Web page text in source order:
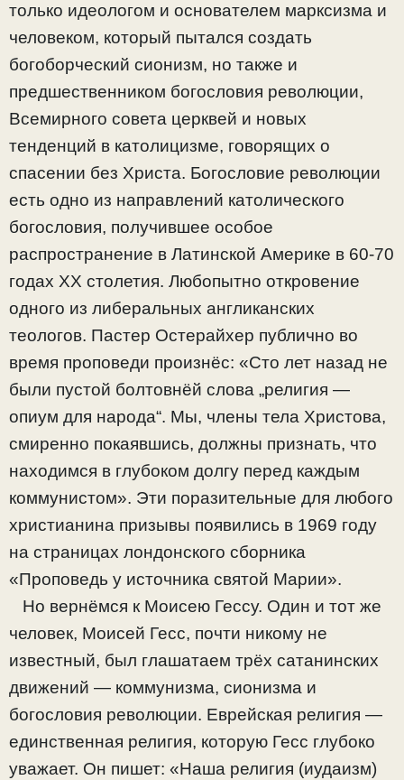
только идеологом и основателем марксизма и
человеком, который пытался создать
богоборческий сионизм, но также и
предшественником богословия революции,
Всемирного совета церквей и новых
тенденций в католицизме, говорящих о
спасении без Христа. Богословие революции
есть одно из направлений католического
богословия, получившее особое
распространение в Латинской Америке в 60-70
годах ХХ столетия. Любопытно откровение
одного из либеральных англиканских
теологов. Пастер Остерайхер публично во
время проповеди произнёс: «Сто лет назад не
были пустой болтовнёй слова „религия —
опиум для народа“. Мы, члены тела Христова,
смиренно покаявшись, должны признать, что
находимся в глубоком долгу перед каждым
коммунистом». Эти поразительные для любого
христианина призывы появились в 1969 году
на страницах лондонского сборника
«Проповедь у источника святой Марии».
Но вернёмся к Моисею Гессу. Один и тот же
человек, Моисей Гесс, почти никому не
известный, был глашатаем трёх сатанинских
движений — коммунизма, сионизма и
богословия революции. Еврейская религия —
единственная религия, которую Гесс глубоко
уважает. Он пишет: «Наша религия (иудаизм)